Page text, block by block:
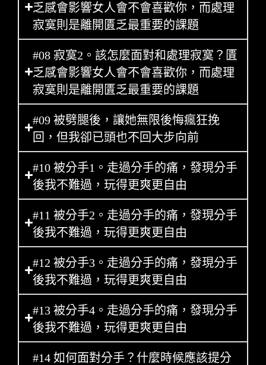
乏感會影響女人會不會喜歡你，而處理
寂寞則是離開匱乏最重要的課題
#08 寂寞2。該怎麼面對和處理寂寞？匱
乏感會影響女人會不會喜歡你，而處理
寂寞則是離開匱乏最重要的課題
#09 被劈腿後，讓她無限後悔瘋狂挽
回，但我卻已頭也不回大步向前
#10 被分手1。走過分手的痛，發現分手
後我不難過，玩得更爽更自由
#11 被分手2。走過分手的痛，發現分手
後我不難過，玩得更爽更自由
#12 被分手3。走過分手的痛，發現分手
後我不難過，玩得更爽更自由
#13 被分手4。走過分手的痛，發現分手
後我不難過，玩得更爽更自由
#14 如何面對分手？什麼時候應該提分